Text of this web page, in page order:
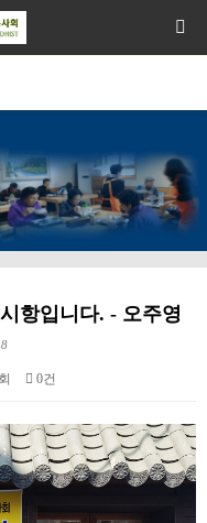
항입니다. - 오주영
0건